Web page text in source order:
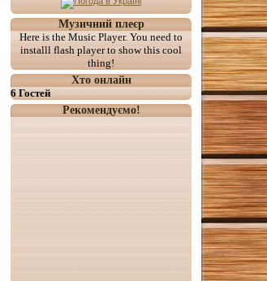
Музичний плеєр
Here is the Music Player. You need to
installl flash player to show this cool
thing!
Хто онлайн
6 Гостей
Рекомендуємо!